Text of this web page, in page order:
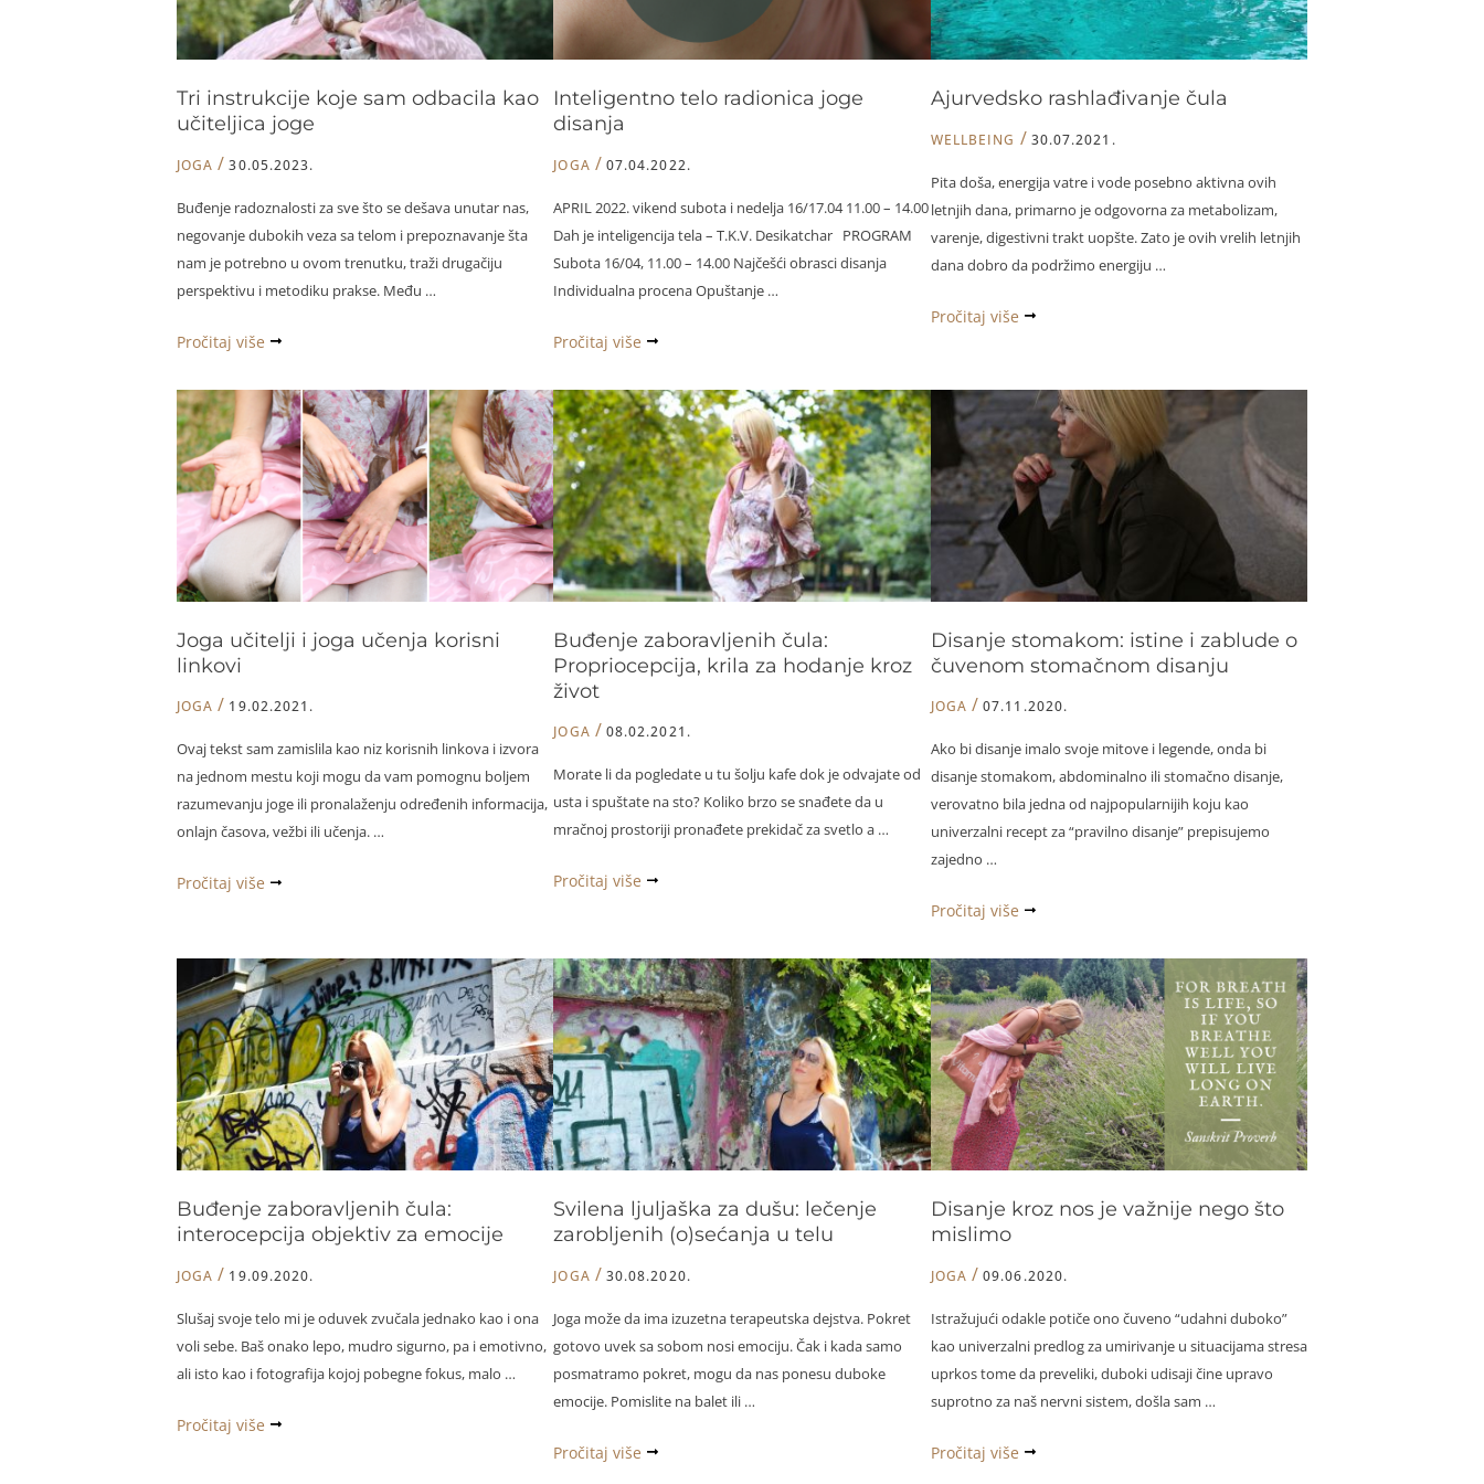
Tri instrukcije koje sam odbacila kao
učiteljica joge
JOGA /30.05.2023.
Buđenje radoznalosti za sve što se dešava unutar nas,
negovanje dubokih veza sa telom i prepoznavanje šta
nam je potrebno u ovom trenutku, traži drugačiju
perspektivu i metodiku prakse. Među …
Tri
koje
sam
odbacila
kao
učiteljica
joge
Pročitaj više
Inteligentno telo radionica joge
disanja
JOGA / 07.04.2022.
APRIL 2022. vikend subota i nedelja 16/17.04 11.00 – 14.00
Dah je inteligencija tela – T.K.V. Desikatchar PROGRAM
Subota 16/04, 11.00 – 14.00 Najčešći obrasci disanja
Individualna procena Opuštanje …
Inteligentno
radionica
joge
disanja
Pročitaj više
Ajurvedsko rashlađivanje čula
WELLBEING / 30.07.2021.
Pita doša, energija vatre i vode posebno aktivna ovih
letnjih dana, primarno je odgovorna za metabolizam,
varenje, digestivni trakt uopšte. Zato je ovih vrelih letnjih
dana dobro da podržimo energiju …
Ajurvedsko
Pročitaj više
Joga učitelji i joga učenja korisni
linkovi
JOGA / 19.02.2021.
Ovaj tekst sam zamislila kao niz korisnih linkova i izvora
na jednom mestu koji mogu da vam pomognu boljem
razumevanju joge ili pronalaženju određenih informacija,
onlajn časova, vežbi ili učenja. …
Joga
joga
učenja
korisni
linkovi
Pročitaj više
Buđenje zaboravljenih čula:
Propriocepcija, krila za hodanje kroz
život
JOGA / 08.02.2021.
Morate li da pogledate u tu šolju kafe dok je odvajate od
usta i spuštate na sto? Koliko brzo se snađete da u
mračnoj prostoriji pronađete prekidač za svetlo a …
Buđenje
Propriocepcija,
krila
za
hodanje
kroz
život
Pročitaj više
Disanje stomakom: istine i zablude o
čuvenom stomačnom disanju
JOGA /07.11.2020.
Ako bi disanje imalo svoje mitove i legende, onda bi
disanje stomakom, abdominalno ili stomačno disanje,
verovatno bila jedna od najpopularnijih koju kao
univerzalni recept za “pravilno disanje” prepisujemo
zajedno …
Disanje
istine
i
zablude
o
čuvenom
stomačnom
disanju
Pročitaj više
Buđenje zaboravljenih čula:
interocepcija objektiv za emocije
JOGA / 19.09.2020.
Slušaj svoje telo mi je oduvek zvučala jednako kao i ona
voli sebe. Baš onako lepo, mudro sigurno, pa i emotivno,
ali isto kao i fotografija kojoj pobegne fokus, malo …
Buđenje
Pročitaj više
Svilena ljuljaška za dušu: lečenje
zarobljenih (o)sećanja u telu
JOGA / 30.08.2020.
Joga može da ima izuzetna terapeutska dejstva. Pokret
gotovo uvek sa sobom nosi emociju. Čak i kada samo
posmatramo pokret, mogu da nas ponesu duboke
emocije. Pomislite na balet ili …
Svilena
Pročitaj više
Disanje kroz nos je važnije nego što
mislimo
JOGA /09.06.2020.
Istražujući odakle potiče ono čuveno “udahni duboko”
kao univerzalni predlog za umirivanje u situacijama stresa
uprkos tome da preveliki, duboki udisaji čine upravo
suprotno za naš nervni sistem, došla sam …
Disanje
Pročitaj više